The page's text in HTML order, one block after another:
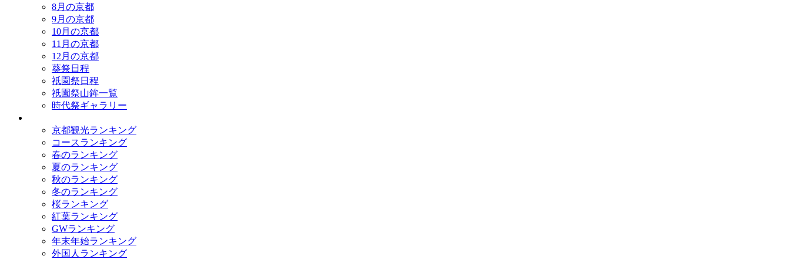
8月の京都
9月の京都
10月の京都
11月の京都
12月の京都
葵祭日程
祇園祭日程
祇園祭山鉾一覧
時代祭ギャラリー
京都観光ランキング
コースランキング
春のランキング
夏のランキング
秋のランキング
冬のランキング
桜ランキング
紅葉ランキング
GWランキング
年末年始ランキング
外国人ランキング